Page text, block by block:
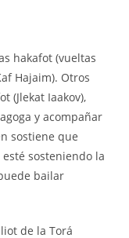
hakafot (vueltas
Hajaim). Otros
(Jlekat Iaakov),
y acompañar
sostiene que
sosteniendo la
bailar
de la Torá